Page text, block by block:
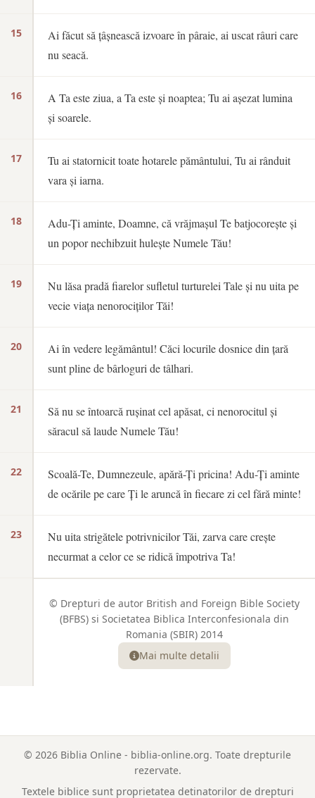
15
16
17
18
19
20
21
22
23
Ai făcut să țâșnească izvoare în pâraie, ai uscat râuri care
nu seacă.
A Ta este ziua, a Ta este și noaptea; Tu ai așezat lumina
și soarele.
Tu ai statornicit toate hotarele pământului, Tu ai rânduit
vara și iarna.
Adu-Ți aminte, Doamne, că vrăjmașul Te batjocorește și
un popor nechibzuit hulește Numele Tău!
Nu lăsa pradă fiarelor sufletul turturelei Tale și nu uita pe
vecie viața nenorociților Tăi!
Ai în vedere legământul! Căci locurile dosnice din țară
sunt pline de bârloguri de tâlhari.
Să nu se întoarcă rușinat cel apăsat, ci nenorocitul și
săracul să laude Numele Tău!
Scoală-Te, Dumnezeule, apără-Ți pricina! Adu-Ți aminte
de ocările pe care Ți le aruncă în fiecare zi cel fără minte!
Nu uita strigătele potrivnicilor Tăi, zarva care crește
necurmat a celor ce se ridică împotriva Ta!
© Drepturi de autor British and Foreign Bible Society
(BFBS) si Societatea Biblica Interconfesionala din
Romania (SBIR) 2014
Mai multe detalii
© 2026 Biblia Online - biblia-online.org. Toate drepturile
rezervate.
Textele biblice sunt proprietatea detinatorilor de drepturi